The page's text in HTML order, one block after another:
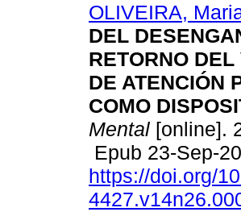
OLIVEIRA,
DEL
RETORNO
DE ATENCIÓN
COMO
Mental [online].
Epub 23-Sep-
https://doi.org/